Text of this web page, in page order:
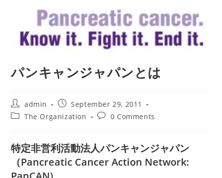
パンキャンジャパンとは
Post
author:
admin
Post
published:
September 29, 2011
PostThe Organization
Post0 Comments
特定非営利活動法人パンキャンジャパン
（Pancreatic Cancer Action Network: